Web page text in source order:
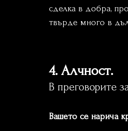
сделка в добра,
твърде много в
4. Алчност.
В преговорите
Вашето се нарича